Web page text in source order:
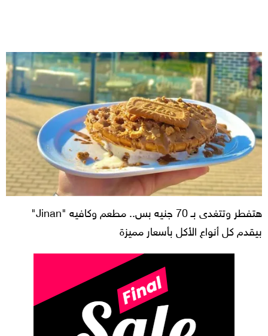
هتفطر وتتغدى بـ 70 جنيه بس.. مطعم وكافيه "Jinan"
بيقدم كل أنواع الأكل بأسعار مميزة